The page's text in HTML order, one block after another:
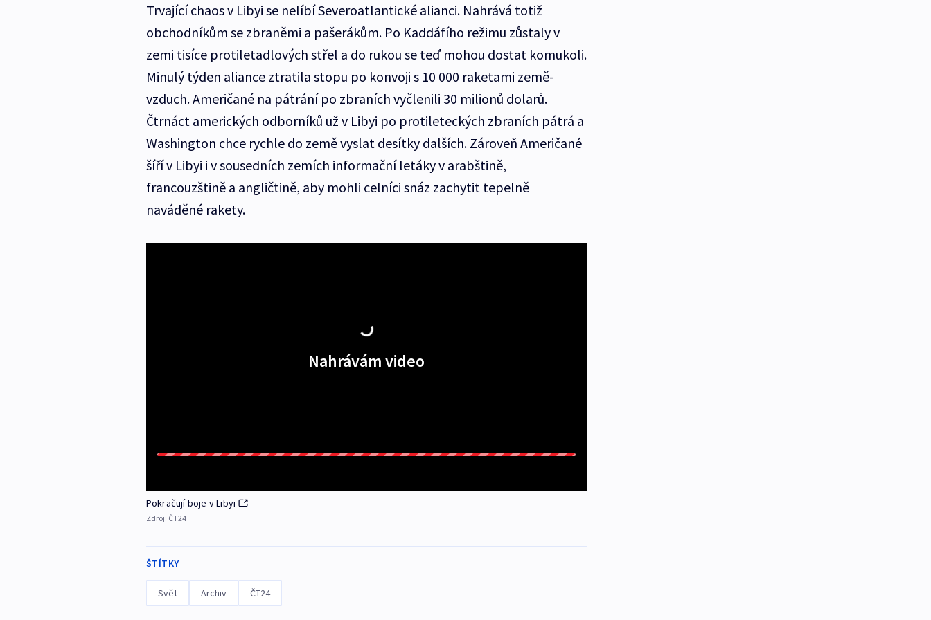
Trvající chaos v Libyi se nelíbí Severoatlantické alianci. Nahrává totiž
obchodníkům se zbraněmi a pašerákům. Po Kaddáfího režimu zůstaly v
zemi tisíce protiletadlových střel a do rukou se teď mohou dostat komukoli.
Minulý týden aliance ztratila stopu po konvoji s 10 000 raketami země-
vzduch. Američané na pátrání po zbraních vyčlenili 30 milionů dolarů.
Čtrnáct amerických odborníků už v Libyi po protileteckých zbraních pátrá a
Washington chce rychle do země vyslat desítky dalších. Zároveň Američané
šíří v Libyi i v sousedních zemích informační letáky v arabštině,
francouzštině a angličtině, aby mohli celníci snáz zachytit tepelně
naváděné rakety.
Nahrávám video
Pokračují boje v Libyi
Zdroj: ČT24
ŠTÍTKY
Svět Archiv ČT24